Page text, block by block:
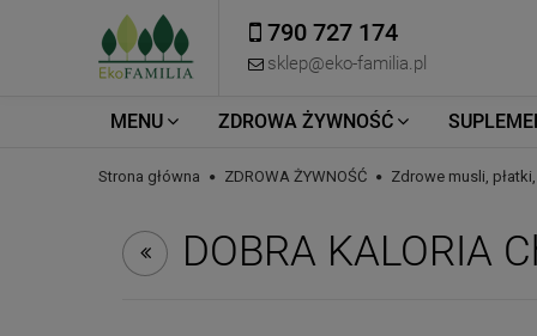
790 727 174
sklep@eko-familia.pl
MENU ZDROWA ŻYWNOŚĆ
Strona główna ZDROWA ŻYWNOŚĆ Zdrowe musli,
DOBRA KALORIA